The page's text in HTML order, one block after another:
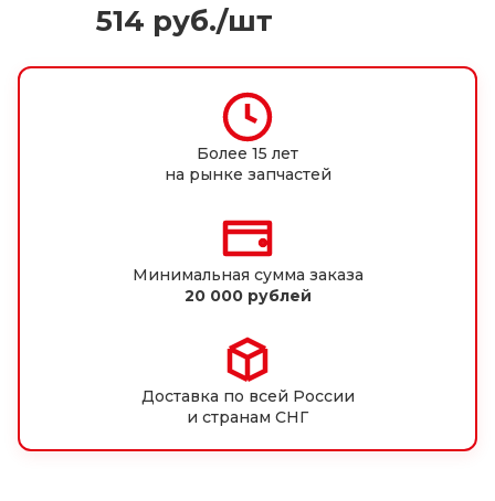
514 руб./шт
Более 15 лет
на рынке запчастей
Минимальная сумма заказа
20 000 рублей
Доставка по всей России
и странам СНГ